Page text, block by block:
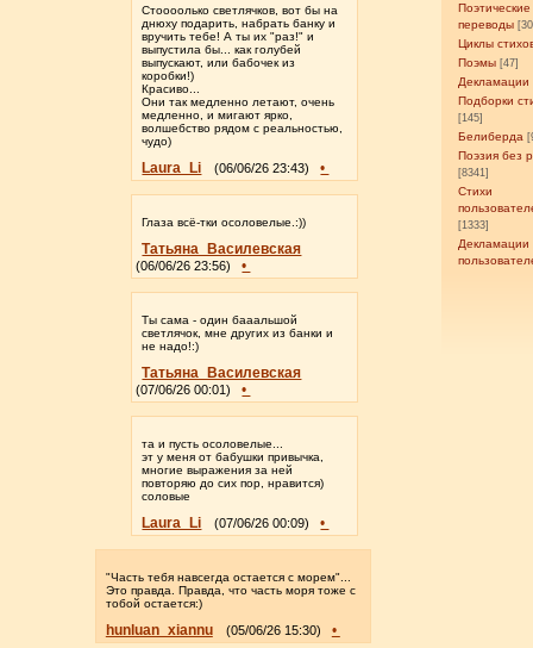
Поэтические
переводы
Циклы
Поэмы [47]
Декламации
Подборки
[145]
Белиберда
Поэзия без
[8341]
Стихи
[1333]
Декламации
Стоооолько светлячков, вот бы на
днюху подарить, набрать банку и
вручить тебе! А ты их "раз!" и
выпустила бы... как голубей
выпускают, или бабочек из
коробки!)
Красиво...
Они так медленно летают, очень
медленно, и мигают ярко,
волшебство рядом с реальностью,
чудо)
Laura_Li (06/06/26 23:43) •
Глаза всё-тки осоловелые.:))
Татьяна_Василевская
(06/06/26 23:56) •
Ты сама - один бааальшой
светлячок, мне других из банки и
не надо!:)
Татьяна_Василевская
(07/06/26 00:01) •
та и пусть осоловелые...
эт у меня от бабушки привычка,
многие выражения за ней
повторяю до сих пор, нравится)
соловые
Laura_Li (07/06/26 00:09) •
"Часть тебя навсегда остается с морем"...
Это правда. Правда, что часть моря тоже с
тобой остается:)
hunluan_xiannu (05/06/26 15:30) •